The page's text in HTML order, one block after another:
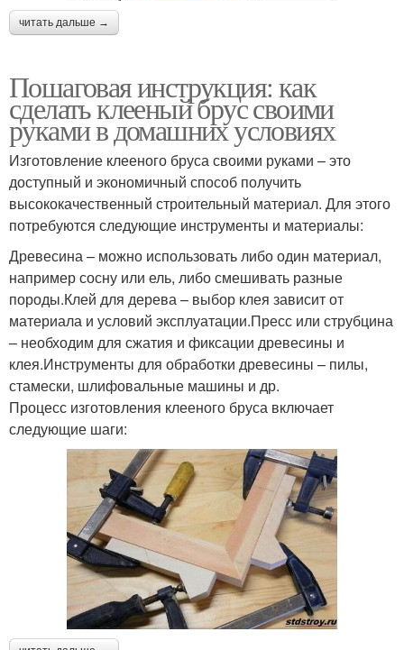
читать дальше →
Пошаговая инструкция: как
сделать клееный брус своими
руками в домашних условиях
Изготовление клееного бруса своими руками – это
доступный и экономичный способ получить
высококачественный строительный материал. Для этого
потребуются следующие инструменты и материалы:
Древесина – можно использовать либо один материал,
например сосну или ель, либо смешивать разные
породы.Клей для дерева – выбор клея зависит от
материала и условий эксплуатации.Пресс или струбцина
– необходим для сжатия и фиксации древесины и
клея.Инструменты для обработки древесины – пилы,
стамески, шлифовальные машины и др.
Процесс изготовления клееного бруса включает
следующие шаги: